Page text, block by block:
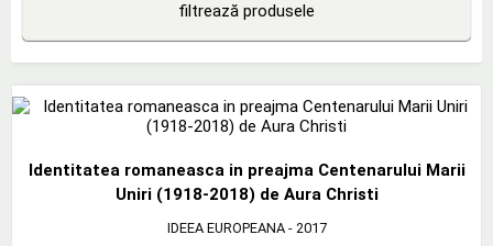
filtrează produsele
Identitatea romaneasca in preajma Centenarului Marii
Uniri (1918-2018) de Aura Christi
IDEEA EUROPEANA- 2017